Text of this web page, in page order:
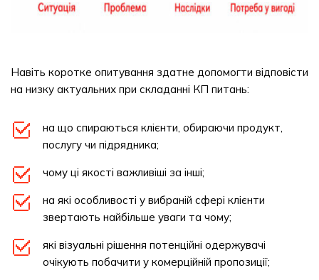
Навіть коротке опитування здатне допомогти відповісти
на низку актуальних при складанні КП питань:
на що спираються клієнти, обираючи продукт,
послугу чи підрядника;
чому ці якості важливіші за інші;
на які особливості у вибраній сфері клієнти
звертають найбільше уваги та чому;
які візуальні рішення потенційні одержувачі
очікують побачити у комерційній пропозиції;